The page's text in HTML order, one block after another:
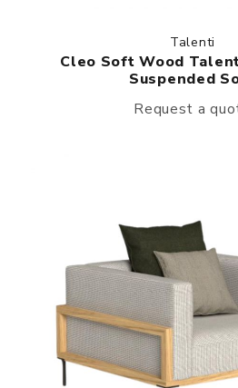
Talenti
Cleo Soft Wood
Suspended
Request a